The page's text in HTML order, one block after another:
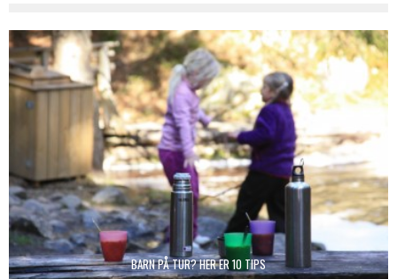
BARN PÅ TUR? HER ER 10 TIPS